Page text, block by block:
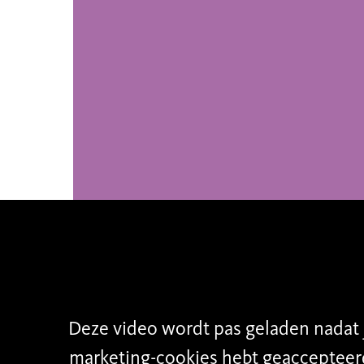
Deze video wordt pas geladen nadat
marketing-cookies hebt